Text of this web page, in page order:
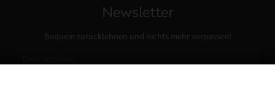
Newsletter
Bequem zurücklehnen und nichts mehr verpassen!